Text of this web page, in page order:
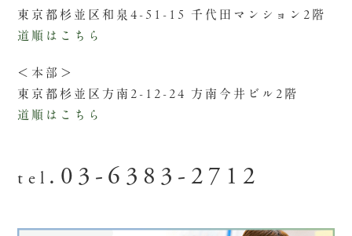
東京都杉並区和泉4-51-15 千代田マンション2階
道順はこちら
＜本部＞
東京都杉並区方南2-12-24 方南今井ビル2階
道順はこちら
tel .03-6383-2712